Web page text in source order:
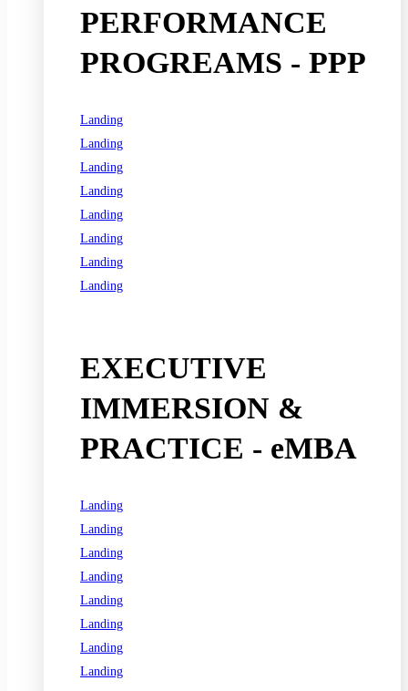
PERFORMANCE
PROGREAMS - PPP
Landing
Landing
Landing
Landing
Landing
Landing
Landing
Landing
EXECUTIVE
IMMERSION &
PRACTICE - eMBA
Landing
Landing
Landing
Landing
Landing
Landing
Landing
Landing